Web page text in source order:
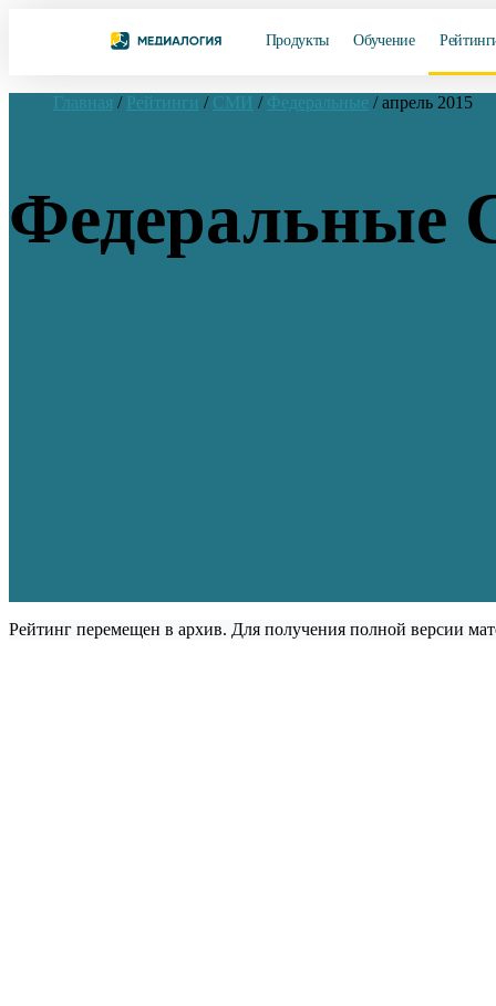
Продукты Обучение
Главная / Рейтинги / СМИ / Федеральные / апрель 2015
Федеральные
Рейтинг перемещен в архив. Для получения полной версии